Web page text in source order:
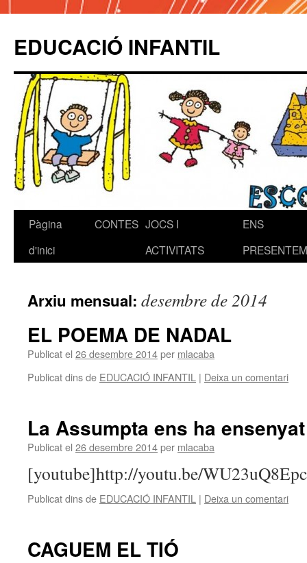
EDUCACIÓ INFANTIL
Vés
Pàgina
d'inici
CONTES JOCS I
ACTIVITATS
ENS
Arxiu mensual: desembre de 2014
EL POEMA DE NADAL
Publicat el 26 desembre 2014per mlacaba
Publicat dins de EDUCACIÓ INFANTIL | Deixa un comentari
La Assumpta ens ha
Publicat el 26 desembre 2014per mlacaba
[youtube]http://youtu.be/
Publicat dins de EDUCACIÓ INFANTIL | Deixa un comentari
CAGUEM EL TIÓ